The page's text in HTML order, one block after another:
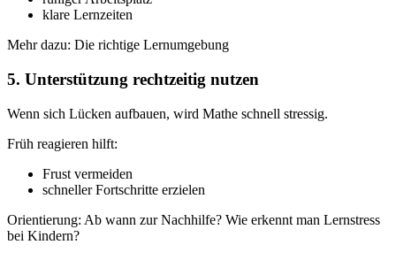
klare Lernzeiten
Mehr dazu: Die richtige Lernumgebung
5. Unterstützung rechtzeitig nutzen
Wenn sich Lücken aufbauen, wird Mathe schnell stressig.
Früh reagieren hilft:
Frust vermeiden
schneller Fortschritte erzielen
Orientierung: Ab wann zur Nachhilfe? Wie erkennt man Lernstress
bei Kindern?